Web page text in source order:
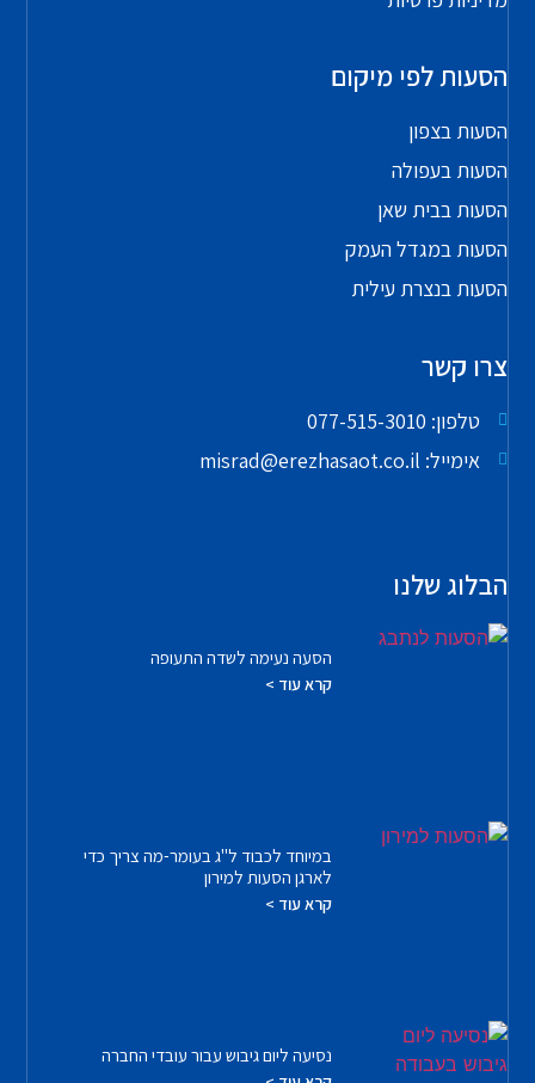
הסעות לפי מיקום
הסעות בצפון
הסעות בעפולה
הסעות בבית שאן
הסעות במגדל העמק
הסעות בנצרת עילית
צרו קשר
טלפון: 077-515-3010
אימייל: misrad@erezhasaot.co.il
הבלוג שלנו
הסעה נעימה לשדה התעופה
קרא עוד >
במיוחד לכבוד ל"ג בעומר-מה צריך כדי
לארגן הסעות למירון
קרא עוד >
נסיעה ליום גיבוש עבור עובדי החברה